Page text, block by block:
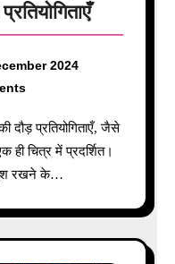
2024
चित्र में प्रदर्शित।
रखने के…